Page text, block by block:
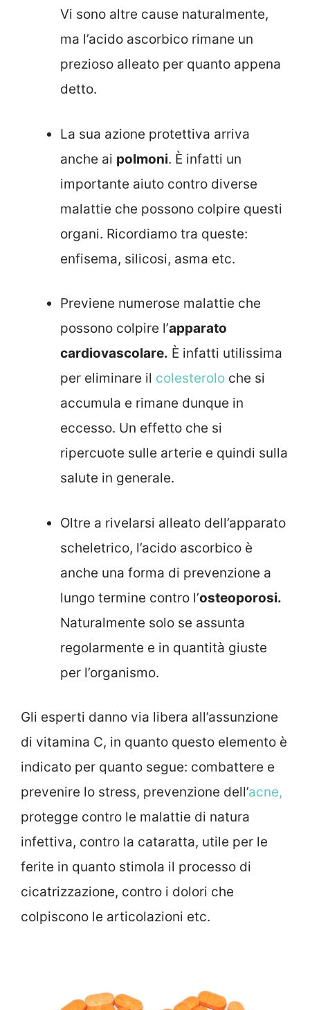
Vi sono altre cause naturalmente,
ma l’acido ascorbico rimane un
prezioso alleato per quanto appena
detto.
La sua azione protettiva arriva
anche ai polmoni. È infatti un
importante aiuto contro diverse
malattie che possono colpire questi
organi. Ricordiamo tra queste:
enfisema, silicosi, asma etc.
Previene numerose malattie che
possono colpire l’apparato
cardiovascolare. È infatti utilissima
per eliminare il colesterolo che si
accumula e rimane dunque in
eccesso. Un effetto che si
ripercuote sulle arterie e quindi sulla
salute in generale.
Oltre a rivelarsi alleato dell’apparato
scheletrico, l’acido ascorbico è
anche una forma di prevenzione a
lungo termine contro l’osteoporosi.
Naturalmente solo se assunta
regolarmente e in quantità giuste
per l’organismo.
Gli esperti danno via libera all’assunzione
di vitamina C, in quanto questo elemento è
indicato per quanto segue: combattere e
prevenire lo stress, prevenzione dell’acne,
protegge contro le malattie di natura
infettiva, contro la cataratta, utile per le
ferite in quanto stimola il processo di
cicatrizzazione, contro i dolori che
colpiscono le articolazioni etc.